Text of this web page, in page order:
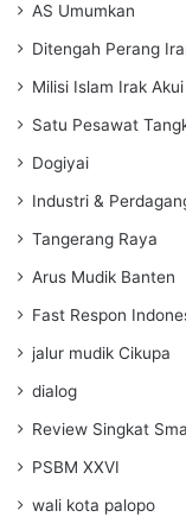
AS Umumkan
Ditengah Perang
Milisi Islam Irak
Satu Pesawat
Dogiyai
Industri &
Tangerang Raya
Arus Mudik Banten
Fast Respon
jalur mudik Cikupa
dialog
Review Singkat
PSBM XXVI
wali kota palopo